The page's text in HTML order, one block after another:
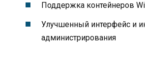
Поддержка контейнеров
Улучшенный интерфейс и
администрирования